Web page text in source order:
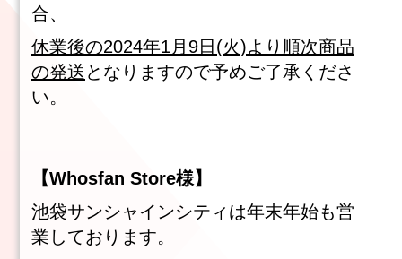
合、
休業後の2024年1月9日(火)より順次商品
の発送 となりますので予めご了承くださ
い。
【Whosfan Store様】
池袋サンシャインシティは年末年始も営
業しております。